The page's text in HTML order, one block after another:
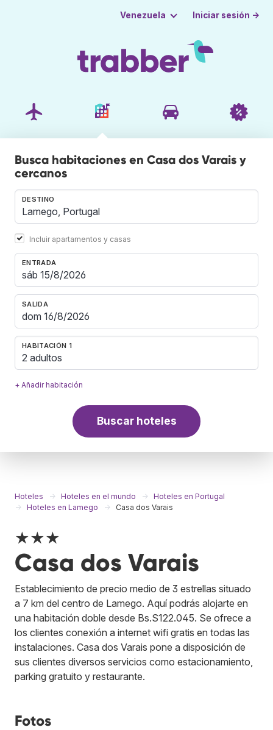
Venezuela Iniciar sesión →
Busca habitaciones en Casa dos Varais y
cercanos
DESTINO
Incluir apartamentos y casas
ENTRADA
SALIDA
HABITACIÓN 1
2 adultos
+ Añadir habitación
Buscar hoteles
Hoteles Hoteles en el mundo
Hoteles en Portugal
Hoteles en Lamego
Casa dos Varais
★★★
Casa dos Varais
Establecimiento de precio medio de 3 estrellas situado
a 7 km del centro de Lamego. Aquí podrás alojarte en
una habitación doble desde Bs.S122.045. Se ofrece a
los clientes conexión a internet wifi gratis en todas las
instalaciones. Casa dos Varais pone a disposición de
sus clientes diversos servicios como estacionamiento,
parking gratuito y restaurante.
Fotos